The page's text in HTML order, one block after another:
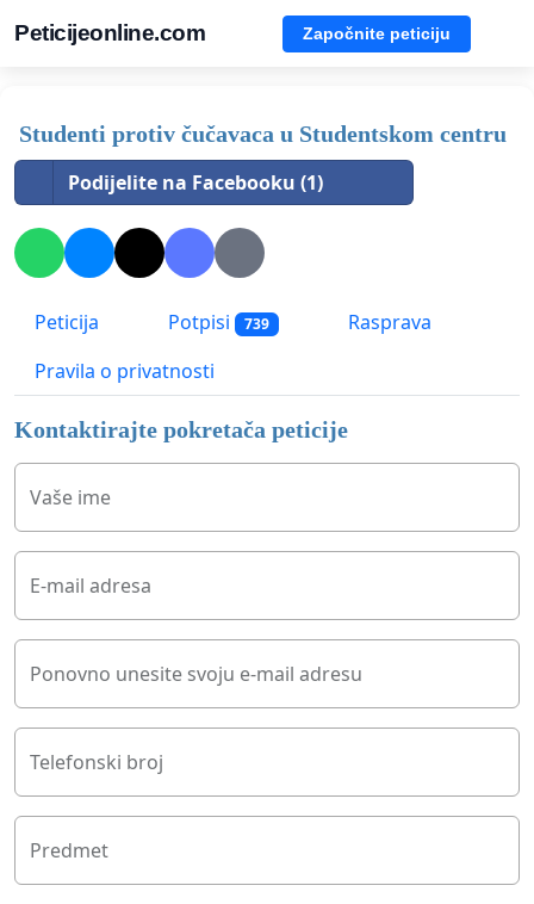
Peticijeonline.com Započnite peticiju
Studenti protiv čučavaca u Studentskom centru
Podijelite na Facebooku (1)
Peticija Potpisi 739
Rasprava
Pravila o privatnosti
Kontaktirajte pokretača peticije
Vaše ime
E-mail adresa
Ponovno unesite svoju e-mail adresu
Telefonski broj
Predmet